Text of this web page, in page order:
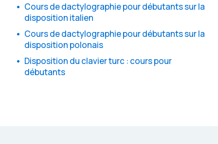
Cours de dactylographie pour débutants sur la
disposition italien
Cours de dactylographie pour débutants sur la
disposition polonais
Disposition du clavier turc : cours pour
débutants